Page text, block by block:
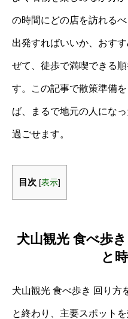
の時間にどの店を訪れる
出発すればいいか、おす
ぜて、徒歩で満喫できる
す。この記事で散策準備
ば、まるで地元の人にな
過ごせます。
目次 [表示]
犬山観光 食べ歩
と
犬山観光 食べ歩き 回り方
と終わり、主要スポット